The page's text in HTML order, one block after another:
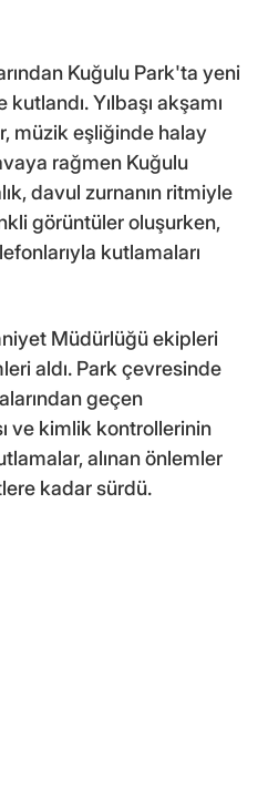
Kuğulu Park'ta yeni
Yılbaşı akşamı
müzik eşliğinde halay
rağmen Kuğulu
davul zurnanın ritmiyle
görüntüler oluşurken,
kutlamaları
Müdürlüğü ekipleri
aldı. Park çevresinde
geçen
ve kimlik kontrollerinin
alınan önlemler
kadar sürdü.